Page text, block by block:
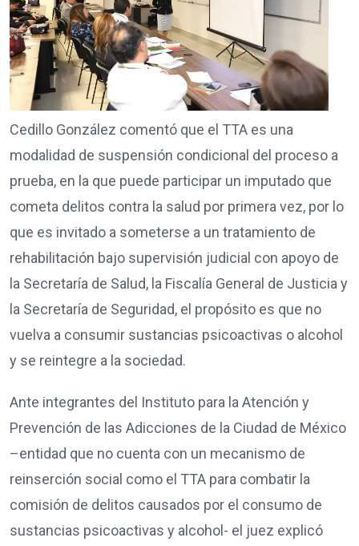
Cedillo González comentó que el TTA es una
modalidad de suspensión condicional del proceso a
prueba, en la que puede participar un imputado que
cometa delitos contra la salud por primera vez, por lo
que es invitado a someterse a un tratamiento de
rehabilitación bajo supervisión judicial con apoyo de
la Secretaría de Salud, la Fiscalía General de Justicia y
la Secretaría de Seguridad, el propósito es que no
vuelva a consumir sustancias psicoactivas o alcohol
y se reintegre a la sociedad.
Ante integrantes del Instituto para la Atención y
Prevención de las Adicciones de la Ciudad de México
–entidad que no cuenta con un mecanismo de
reinserción social como el TTA para combatir la
comisión de delitos causados por el consumo de
sustancias psicoactivas y alcohol- el juez explicó